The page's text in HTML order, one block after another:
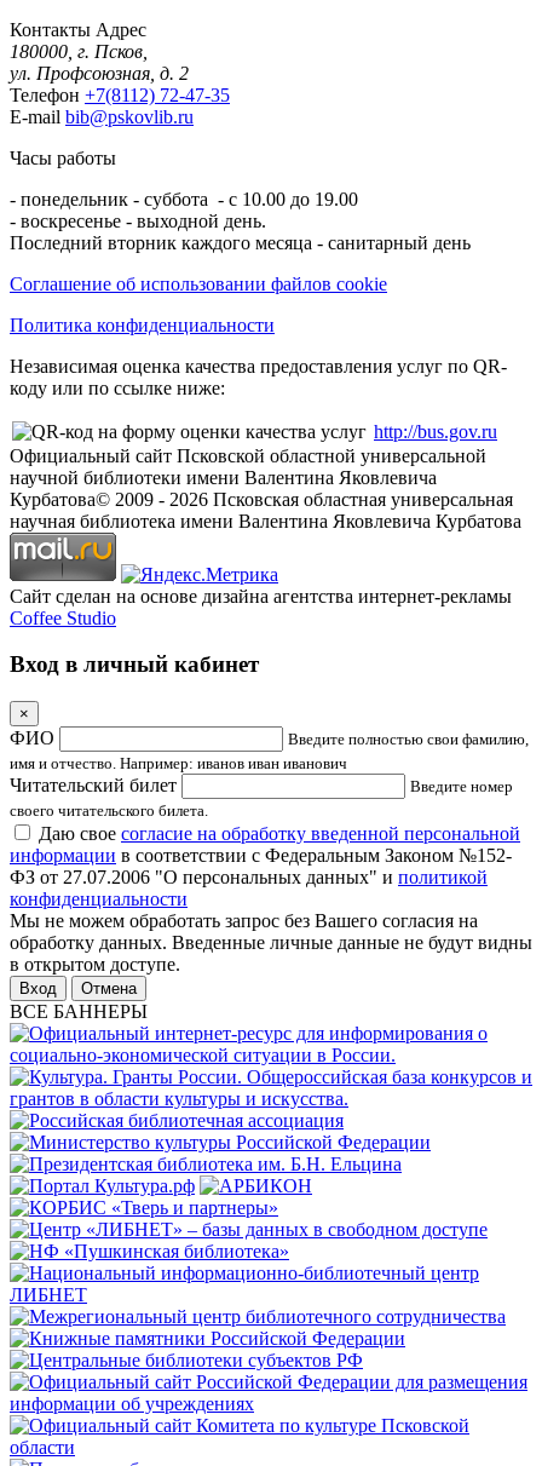
Контакты Адрес
180000, г. Псков,
ул. Профсоюзная, д. 2
Телефон +7(8112) 72-47-35
E-mail bib@pskovlib.ru
Часы работы
- понедельник - суббота - с 10.00 до 19.00
- воскресенье - выходной день.
Последний вторник каждого месяца - санитарный день
Соглашение об использовании файлов cookie
Политика конфиденциальности
Независимая оценка качества предоставления услуг по QR-
коду или по ссылке ниже:
http://bus.gov.ru
Официальный сайт Псковской областной универсальной
научной библиотеки имени Валентина Яковлевича
Курбатова© 2009 - 2026 Псковская областная универсальная
научная библиотека имени Валентина Яковлевича Курбатова
Сайт сделан на основе дизайна агентства интернет-рекламы
Coffee Studio
Вход в личный кабинет
×
ФИО
Введите полностью свои фамилию,
имя и отчество. Например: иванов иван иванович
Читательский билет
Введите номер
своего читательского билета.
Даю свое согласие на обработку введенной персональной
информации в соответствии с Федеральным Законом №152-
ФЗ от 27.07.2006 "О персональных данных" и политикой
конфиденциальности
Мы не можем обработать запрос без Вашего согласия на
обработку данных. Введенные личные данные не будут видны
в открытом доступе.
Отмена
ВСЕ БАННЕРЫ